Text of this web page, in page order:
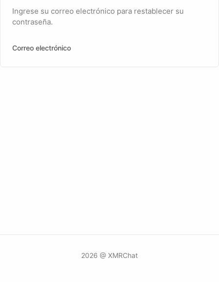
Ingrese su correo electrónico para restablecer su
contraseña.
Correo electrónico
2026 @ XMRChat